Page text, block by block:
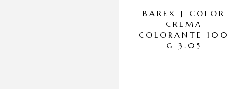
BAREX J COLOR
CREMA
COLORANTE 100
G 3.05